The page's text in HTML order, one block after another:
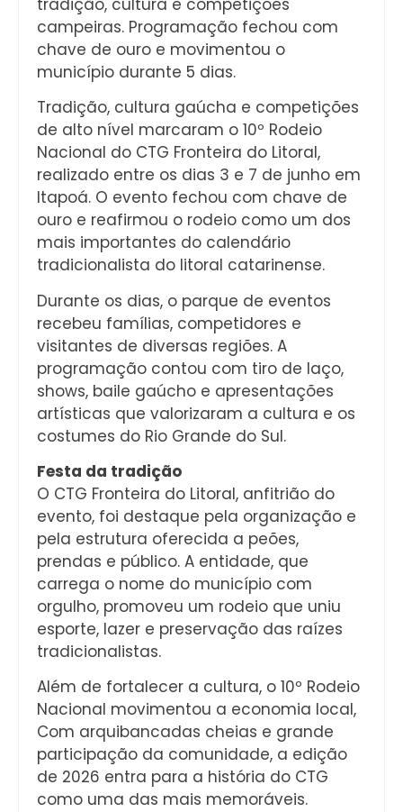
campeiras. Programação fechou com
chave de ouro e movimentou o
município durante 5 dias.
Tradição, cultura gaúcha e competições
de alto nível marcaram o 10º Rodeio
Nacional do CTG Fronteira do Litoral,
realizado entre os dias 3 e 7 de junho em
Itapoá. O evento fechou com chave de
ouro e reafirmou o rodeio como um dos
mais importantes do calendário
tradicionalista do litoral catarinense.
Durante os dias, o parque de eventos
recebeu famílias, competidores e
visitantes de diversas regiões. A
programação contou com tiro de laço,
shows, baile gaúcho e apresentações
artísticas que valorizaram a cultura e os
costumes do Rio Grande do Sul.
Festa da tradição
O CTG Fronteira do Litoral, anfitrião do
evento, foi destaque pela organização e
pela estrutura oferecida a peões,
prendas e público. A entidade, que
carrega o nome do município com
orgulho, promoveu um rodeio que uniu
esporte, lazer e preservação das raízes
tradicionalistas.
Além de fortalecer a cultura, o 10º Rodeio
Nacional movimentou a economia local,
Com arquibancadas cheias e grande
participação da comunidade, a edição
de 2026 entra para a história do CTG
como uma das mais memoráveis.